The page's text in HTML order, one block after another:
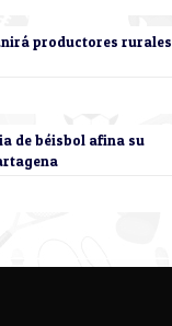
productores rurales
de béisbol afina su